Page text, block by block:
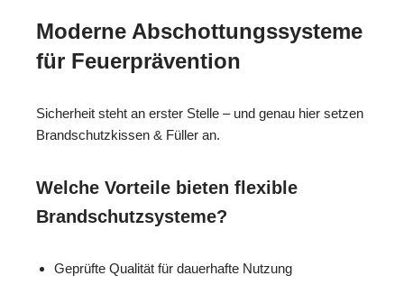
Moderne Abschottungssysteme
für Feuerprävention
Sicherheit steht an erster Stelle – und genau hier setzen
Brandschutzkissen & Füller an.
Welche Vorteile bieten flexible
Brandschutzsysteme?
Geprüfte Qualität für dauerhafte Nutzung